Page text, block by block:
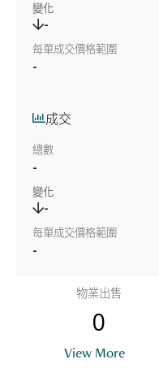
變化
-
每單成交價格範圍
-
成交
總數
-
變化
-
每單成交價格範圍
-
物業出售
0
View More